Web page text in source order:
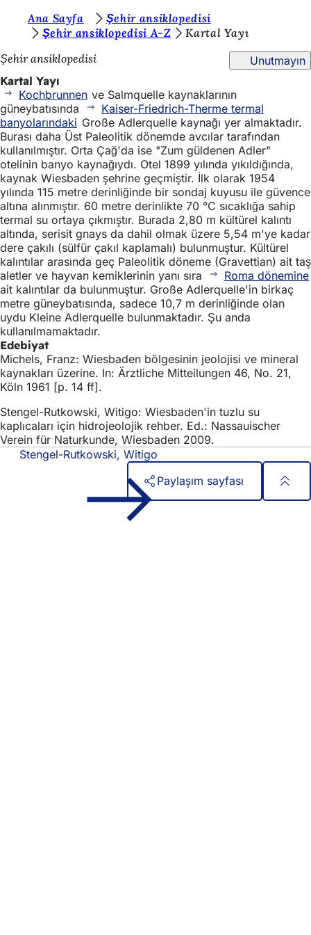
İçeriğe atla
r
a
d
a
s
ı
n
ı
z
:
Ana Sayfa
Şehir ansiklopedisi
Şehir ansiklopedisi A-Z
Kartal Yayı
Şehir ansiklopedisi
Unutmayın
Kartal Yayı
Kochbrunnen ve Salmquelle kaynaklarının
güneybatısında
Kaiser-Friedrich-Therme termal
banyolarındaki Große Adlerquelle kaynağı yer almaktadır.
Burası daha Üst Paleolitik dönemde avcılar tarafından
kullanılmıştır. Orta Çağ'da ise "Zum güldenen Adler"
otelinin banyo kaynağıydı. Otel 1899 yılında yıkıldığında,
kaynak Wiesbaden şehrine geçmiştir. İlk olarak 1954
yılında 115 metre derinliğinde bir sondaj kuyusu ile güvence
altına alınmıştır. 60 metre derinlikte 70 °C sıcaklığa sahip
termal su ortaya çıkmıştır. Burada 2,80 m kültürel kalıntı
altında, serisit gnays da dahil olmak üzere 5,54 m'ye kadar
dere çakılı (sülfür çakıl kaplamalı) bulunmuştur. Kültürel
kalıntılar arasında geç Paleolitik döneme (Gravettian) ait taş
aletler ve hayvan kemiklerinin yanı sıra
Roma dönemine
ait kalıntılar da bulunmuştur. Große Adlerquelle'in birkaç
metre güneybatısında, sadece 10,7 m derinliğinde olan
uydu Kleine Adlerquelle bulunmaktadır. Şu anda
kullanılmamaktadır.
Edebiyat
Michels, Franz: Wiesbaden bölgesinin jeolojisi ve mineral
kaynakları üzerine. In: Ärztliche Mitteilungen 46, No. 21,
Köln 1961 [p. 14 ff].
Stengel-Rutkowski, Witigo: Wiesbaden'in tuzlu su
kaplıcaları için hidrojeolojik rehber. Ed.: Nassauischer
Verein für Naturkunde, Wiesbaden 2009.
Stengel-Rutkowski, Witigo
Paylaşım sayfası